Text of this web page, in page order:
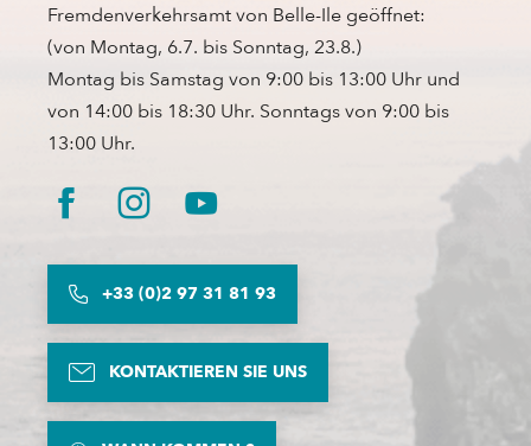
Fremdenverkehrsamt von Belle-Ile geöffnet:
(von Montag, 6.7. bis Sonntag, 23.8.)
Montag bis Samstag von 9:00 bis 13:00 Uhr und
von 14:00 bis 18:30 Uhr. Sonntags von 9:00 bis
13:00 Uhr.
+33 (0)2 97 31 81 93
KONTAKTIEREN SIE UNS